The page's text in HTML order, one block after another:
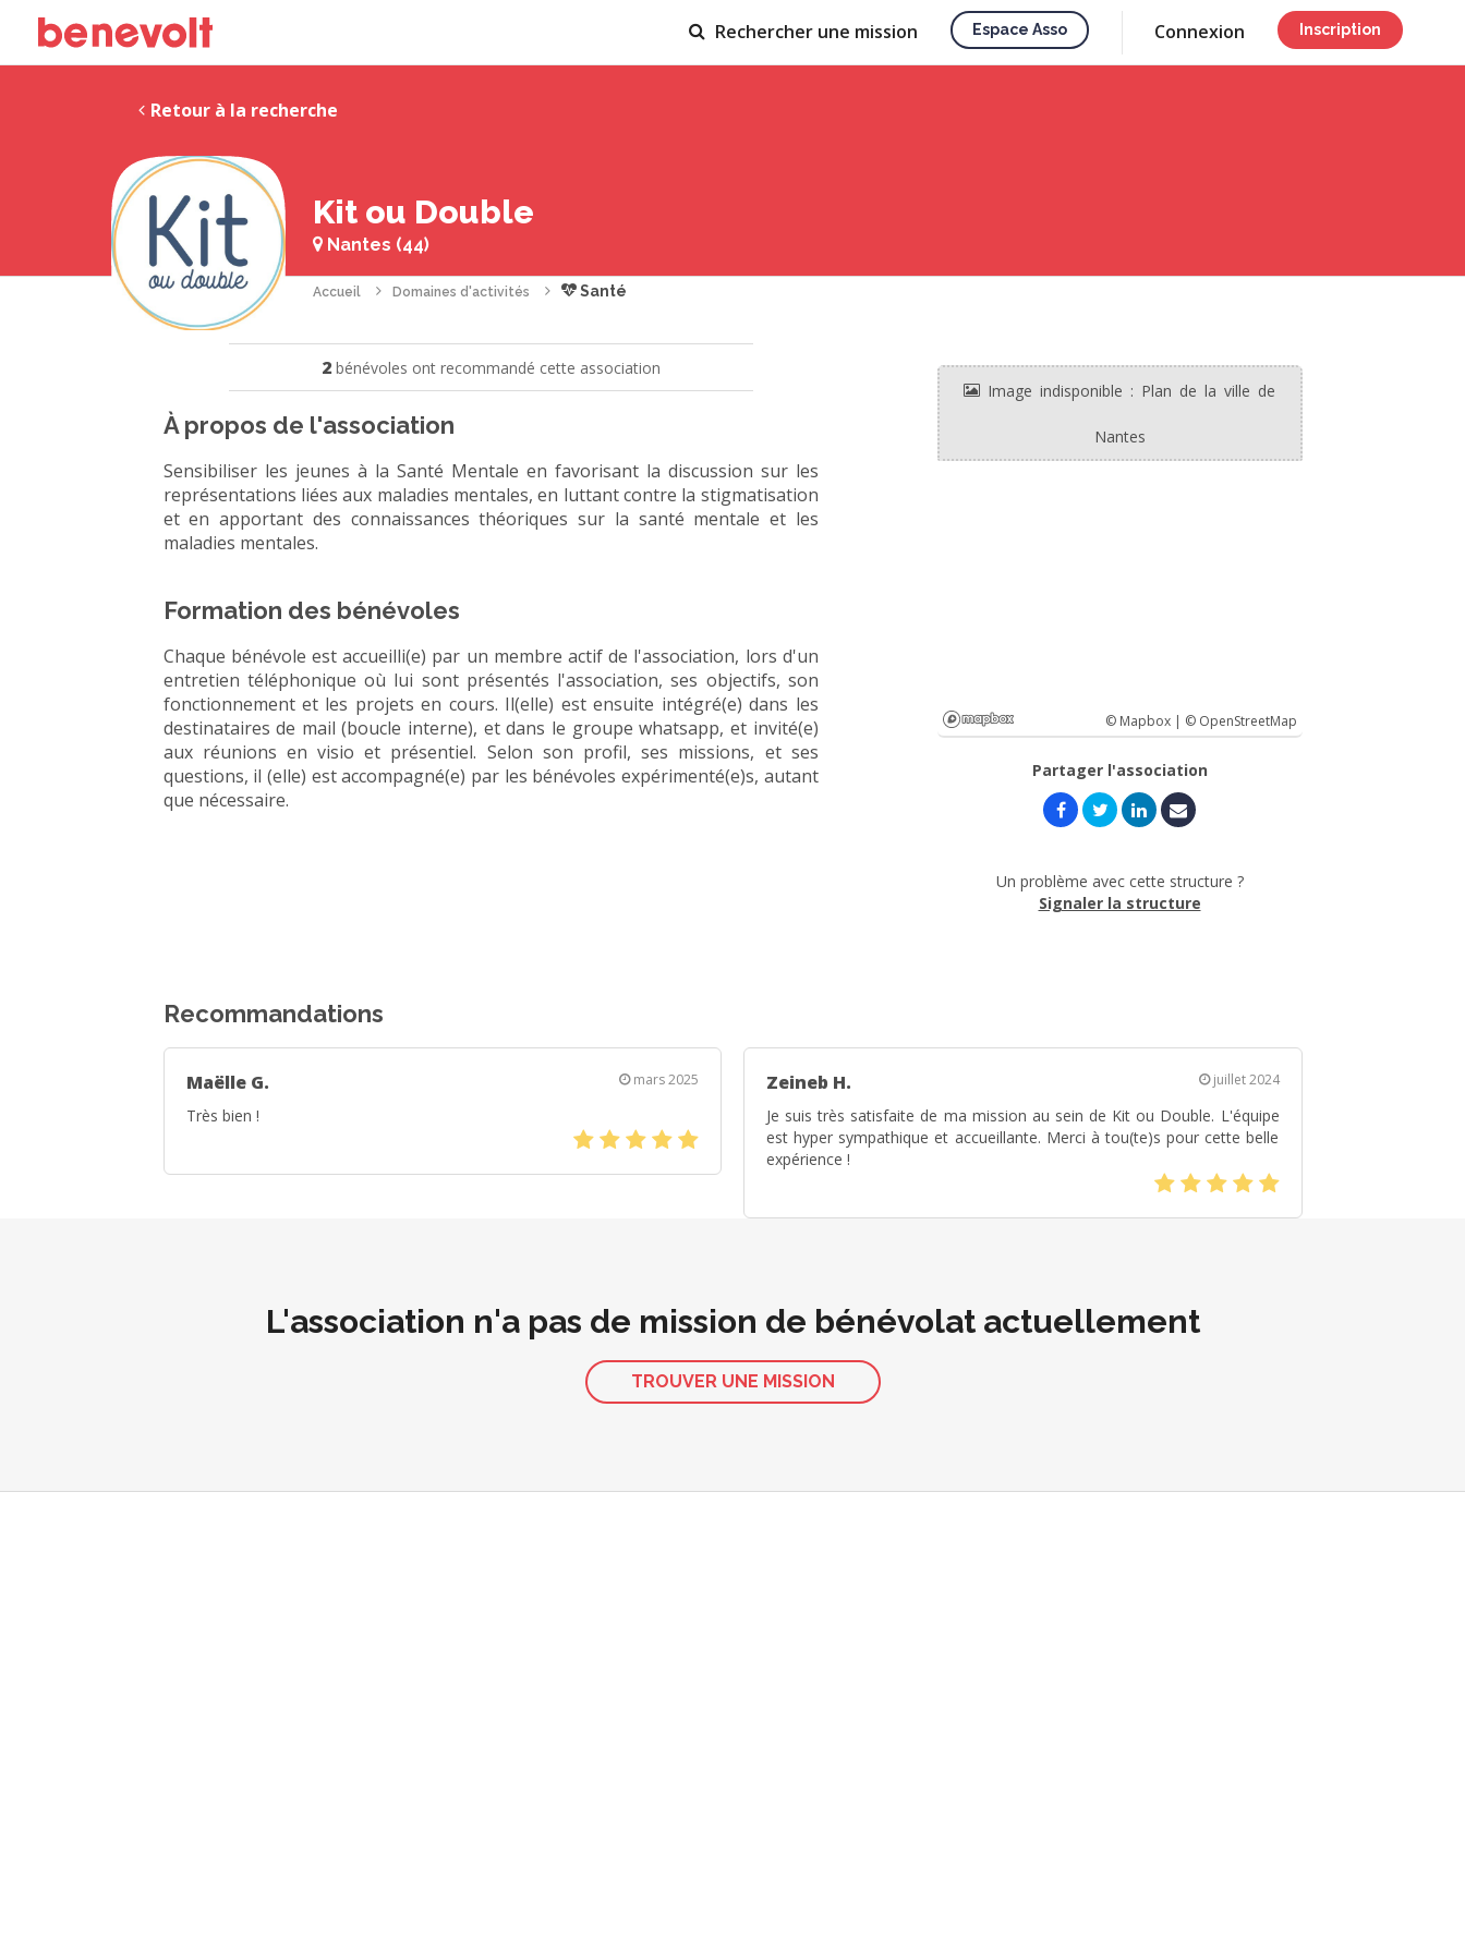
Rechercher une mission Espace Asso Connexion Inscription
Retour à la recherche
Kit ou Double
Nantes (44)
Accueil Domaines d'activités Santé
2bénévoles ont recommandé cette association
À propos de l'association
Sensibiliser les jeunes à la Santé Mentale en favorisant la discussion sur les
représentations liées aux maladies mentales, en luttant contre la stigmatisation
et en apportant des connaissances théoriques sur la santé mentale et les
maladies mentales.
Formation des bénévoles
Chaque bénévole est accueilli(e) par un membre actif de l'association, lors d'un
entretien téléphonique où lui sont présentés l'association, ses objectifs, son
fonctionnement et les projets en cours. Il(elle) est ensuite intégré(e) dans les
destinataires de mail (boucle interne), et dans le groupe whatsapp, et invité(e)
aux réunions en visio et présentiel. Selon son profil, ses missions, et ses
questions, il (elle) est accompagné(e) par les bénévoles expérimenté(e)s, autant
que nécessaire.
© Mapbox | © OpenStreetMap
Partager l'association
Un problème avec cette structure ?
Signaler la structure
Recommandations
mars 2025
Maëlle G.
Très bien !
(*)(*)(*)(*)(*)
juillet 2024
Zeineb H.
Je suis très satisfaite de ma mission au sein de Kit ou Double. L'équipe
est hyper sympathique et accueillante. Merci à tou(te)s pour cette belle
expérience !
(*)(*)(*)(*)(*)
L'association n'a pas de mission de bénévolat actuellement
TROUVER UNE MISSION